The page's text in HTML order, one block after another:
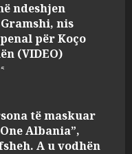
ndeshjen
nis
për Koço
(VIDEO)
të maskuar
Albania”,
A u vodhën